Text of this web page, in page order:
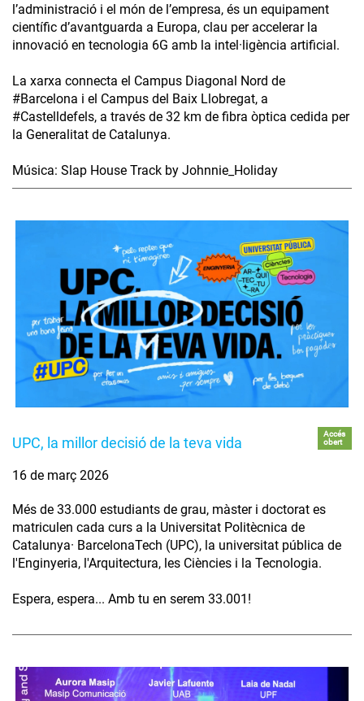
l’administració i el món de l’empresa, és un equipament
científic d’avantguarda a Europa, clau per accelerar la
innovació en tecnologia 6G amb la intel·ligència artificial.
La xarxa connecta el Campus Diagonal Nord de
#Barcelona i el Campus del Baix Llobregat, a
#Castelldefels, a través de 32 km de fibra òptica cedida per
la Generalitat de Catalunya.
Música: Slap House Track by Johnnie_Holiday
UPC, la millor decisió de la teva vida
Accés
obert
16 de març 2026
Més de 33.000 estudiants de grau, màster i doctorat es
matriculen cada curs a la Universitat Politècnica de
Catalunya· BarcelonaTech (UPC), la universitat pública de
l'Enginyeria, l'Arquitectura, les Ciències i la Tecnologia.
Espera, espera... Amb tu en serem 33.001!